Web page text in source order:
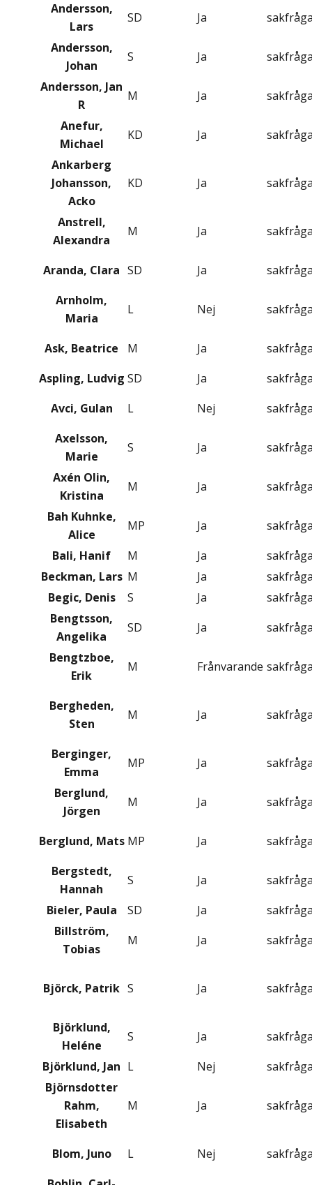
Andersson,
Lars
SD Ja
Andersson,
Johan
S Ja
Andersson, Jan
R
M Ja
Anefur,
Michael
KD Ja
Ankarberg
Johansson,
Acko
KD Ja
Anstrell,
Alexandra
M Ja
Aranda, Clara SD Ja
Arnholm,
Maria
L Nej
Ask, Beatrice M Ja
Aspling, Ludvig SD Ja
Avci, Gulan
L Nej
Axelsson,
Marie
S Ja
Axén Olin,
Kristina
M Ja
Bah Kuhnke,
Alice
MP Ja
Bali, Hanif
M Ja
Beckman, Lars M Ja
Begic, Denis
S Ja
Bengtsson,
Angelika
SD Ja
Bengtzboe,
Erik
M Frånvarande
Bergheden,
Sten
M Ja
Berginger,
Emma
MP Ja
Berglund,
Jörgen
M Ja
Berglund, Mats MP Ja
Bergstedt,
Hannah
S Ja
Bieler, Paula
SD Ja
Billström,
Tobias
M Ja
Björck, Patrik S Ja
Björklund,
Heléne
S Ja
Björklund, Jan L Nej
Björnsdotter
Rahm,
Elisabeth
M Ja
Blom, Juno L Nej